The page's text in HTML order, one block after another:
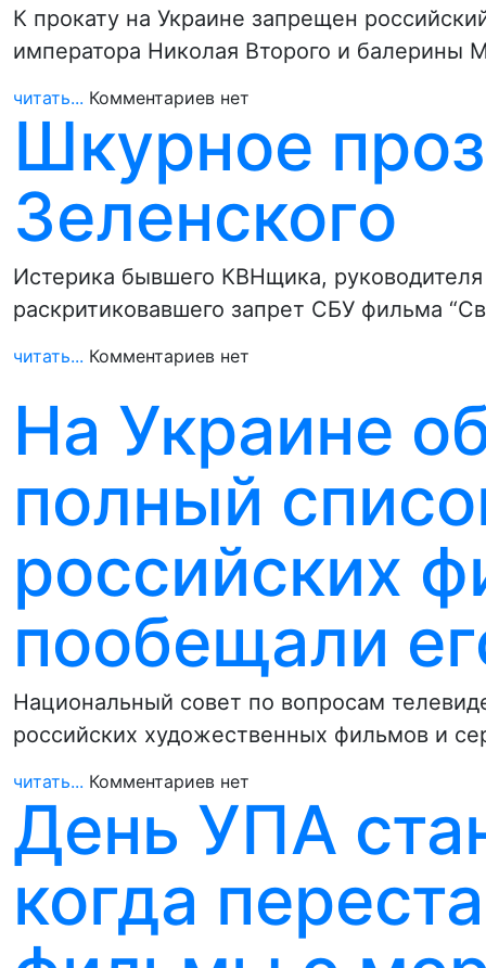
К прокату на Украине запрещен
императора Николая Второго и
читать... Комментариев нет
Шкурное
Зеленского
Истерика бывшего КВНщика,
раскритиковавшего запрет СБУ фильма
читать... Комментариев нет
На Украине
полный
российских
пообещали
Национальный совет по вопросам
российских художественных фильмов и
читать... Комментариев нет
День УПА
когда